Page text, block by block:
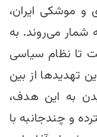
موشکی ایران،
شمار می‌روند. به
تا نظام سیاسی
تهدیدها از بین
به این هدف،
و چندجانبه با